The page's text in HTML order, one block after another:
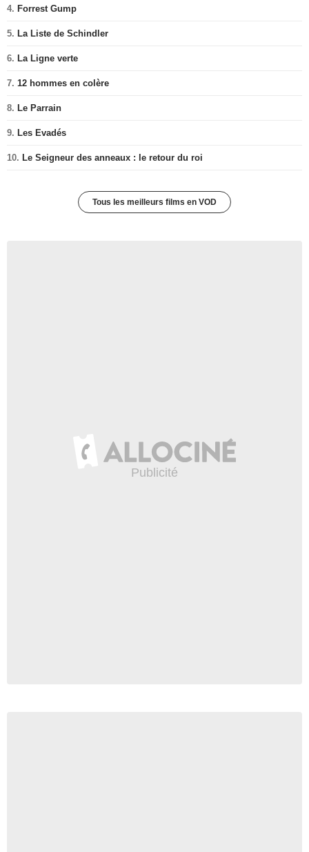
4. Forrest Gump
5. La Liste de Schindler
6. La Ligne verte
7. 12 hommes en colère
8. Le Parrain
9. Les Evadés
10. Le Seigneur des anneaux : le retour du roi
Tous les meilleurs films en VOD